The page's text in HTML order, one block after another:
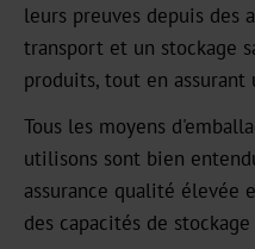
Recyclage
Innovation
Carrière
Actualités
leurs preuves depuis des
transport et un stockage
produits, tout en
Tous les moyens
utilisons sont bien
assurance qualité élevée
des capacités de